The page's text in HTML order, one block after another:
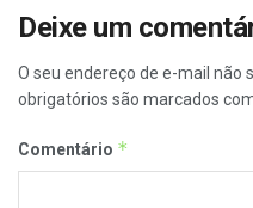
Deixe um
O seu endereço de e-mail não
obrigatórios são marcados
Comentário *